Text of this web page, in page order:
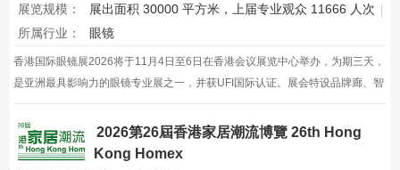
展览规模：
展出面积 30000 平方米，上届专业观众 11666 人次
所属行业：
眼镜
香港国际眼镜展2026将于11月4日至6日在香港会议展览中心举办，为期三天，
是亚洲最具影响力的眼镜专业展之一，并获UFI国际认证。展会特设品牌廊、智
能眼镜专区与多国展馆，汇聚全球视光产品供应商，并配套眼镜汇演与行业论
坛，为展商与买家创造高效的跨境商贸与合作机…
2026第26屆香港家居潮流博覽 26th Hong
Kong Homex